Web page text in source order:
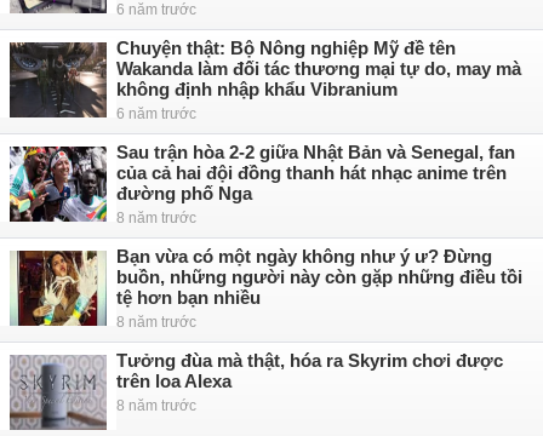
6 năm trước
Chuyện thật: Bộ Nông nghiệp Mỹ đề tên
Wakanda làm đối tác thương mại tự do, may mà
không định nhập khẩu Vibranium
6 năm trước
Sau trận hòa 2-2 giữa Nhật Bản và Senegal, fan
của cả hai đội đồng thanh hát nhạc anime trên
đường phố Nga
8 năm trước
Bạn vừa có một ngày không như ý ư? Đừng
buồn, những người này còn gặp những điều tồi
tệ hơn bạn nhiều
8 năm trước
Tưởng đùa mà thật, hóa ra Skyrim chơi được
trên loa Alexa
8 năm trước